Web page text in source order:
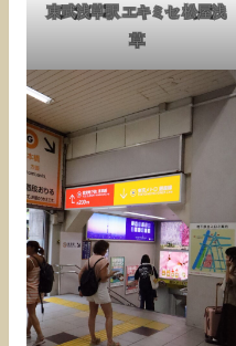
東武浅草駅 エキミセ 松屋浅
草